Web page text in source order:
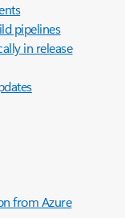
pipelines
in release
from Azure